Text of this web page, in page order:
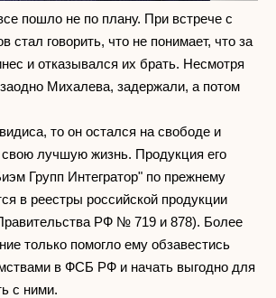
пошло не по плану. При встрече с
стал говорить, что не понимает, что за
и отказывался их брать. Несмотря
Михалева, задержали, а потом
то он остался на свободе и
лучшую жизнь. Продукция его
Групп Интегратор" по прежнему
в реестры российской продукции
РФ № 719 и 878). Более
только помогло ему обзавестись
в ФСБ РФ и начать выгодно для
с ними.